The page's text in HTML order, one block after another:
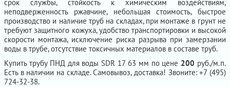
срок службы, стойкость к химическим воздействиям,
неподверженность ржавчине, небольшая стоимость, быстрое
производство и наличие труб на складах, при монтаже в грунт не
требуют защитного кожуха, удобство транспортировки и высокой
скорости монтажа, исключение риска разрыва при замерзании
воды в трубе, отсутствие токсичных материалов в составе труб.
Купить трубу ПНД для воды SDR 17 63 мм по цене 200 руб./м.п.
Есть в наличии на складе. Самовывоз, доставка! Звоните: +7 (495)
724-32-38.